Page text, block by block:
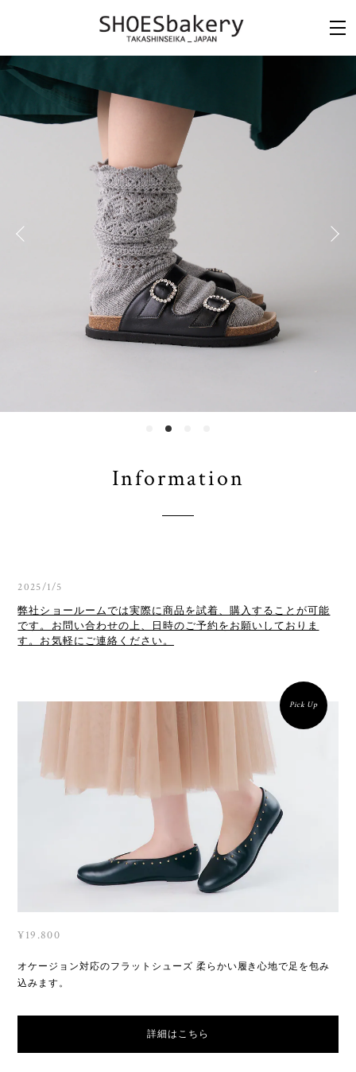
Information
2025/1/5
弊社ショールームでは実際に商品を試着、購入することが可能
です。お問い合わせの上、日時のご予約をお願いしておりま
す。お気軽にご連絡ください。
Pick Up
¥19.800
オケージョン対応のフラットシューズ 柔らかい履き心地で足を包み
込みます。
詳細はこちら